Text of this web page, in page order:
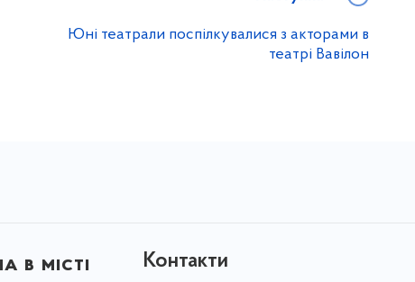
Юні театрали поспілкувалися з акторами в
театрі Вавілон
в місті
Контакти